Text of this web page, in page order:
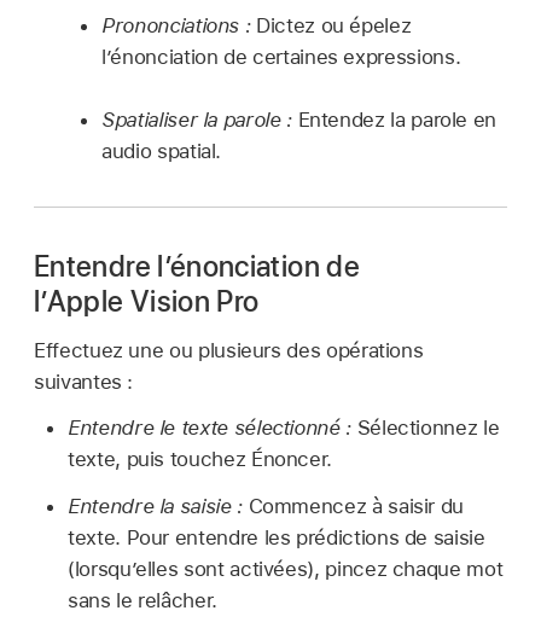
Prononciations : Dictez ou épelez
l’énonciation de certaines expressions.
Spatialiser la parole : Entendez la parole en
audio spatial.
Entendre l’énonciation de
l’Apple Vision Pro
Effectuez une ou plusieurs des opérations
suivantes :
Entendre le texte sélectionné : Sélectionnez le
texte, puis touchez Énoncer.
Entendre la saisie : Commencez à saisir du
texte. Pour entendre les prédictions de saisie
(lorsqu’elles sont activées), pincez chaque mot
sans le relâcher.